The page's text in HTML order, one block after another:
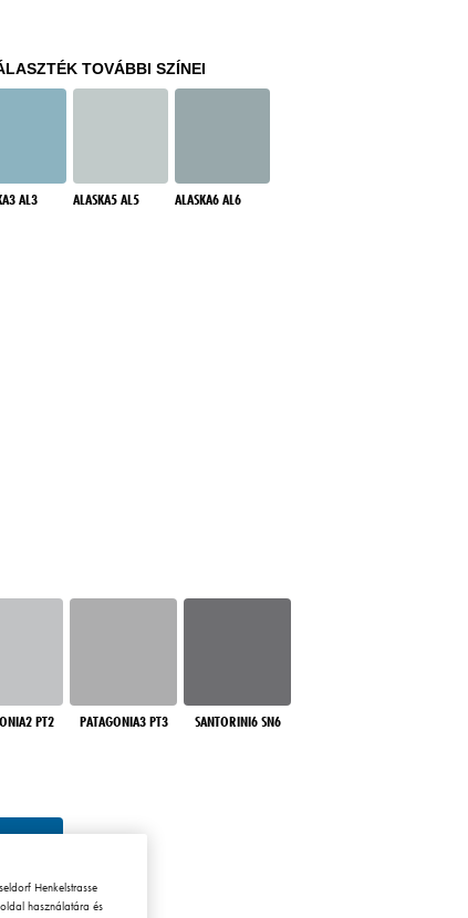
TOVÁBBI SZÍNEI
AL3 ALASKA5 AL5 ALASKA6 AL6
PT2 PATAGONIA3 PT3 SANTORINI6 SN6
Henkelstrasse
használatára és